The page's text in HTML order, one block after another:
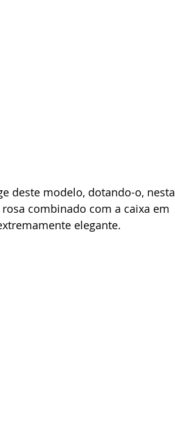
deste modelo, dotando-o, nesta
combinado com a caixa em
elegante.